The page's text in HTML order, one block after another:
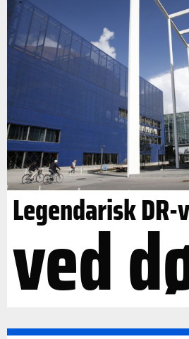
Legendarisk
ved